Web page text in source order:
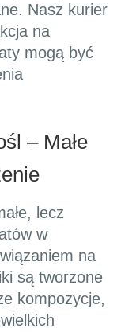
Nasz kurier
na
mogą być
– Małe
lecz
w
na
są tworzone
kompozycje,